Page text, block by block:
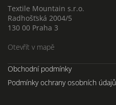
Textile Mountain s.r.o.
Radhošťská 2004/5
130 00 Praha 3
Otevřít v mapě
Obchodní podmínky
Podmínky ochrany osobních údajů